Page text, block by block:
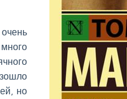
но